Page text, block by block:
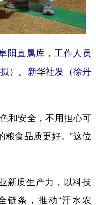
阳直属库，工作人员
）。新华社发（徐丹
和安全，不用担心可
粮食品质更好。”这位
质生产力，以科技
链条，推动“汗水农